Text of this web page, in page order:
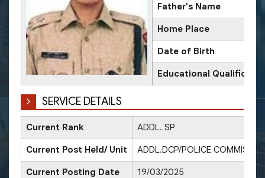
Father's Name
Home Place
Date of Birth
Educational
SERVICE DETAILS
Current Rank ADDL. SP
Current Post Held/ Unit ADDL.DCP/POLICE
Current Posting Date 19/03/2025